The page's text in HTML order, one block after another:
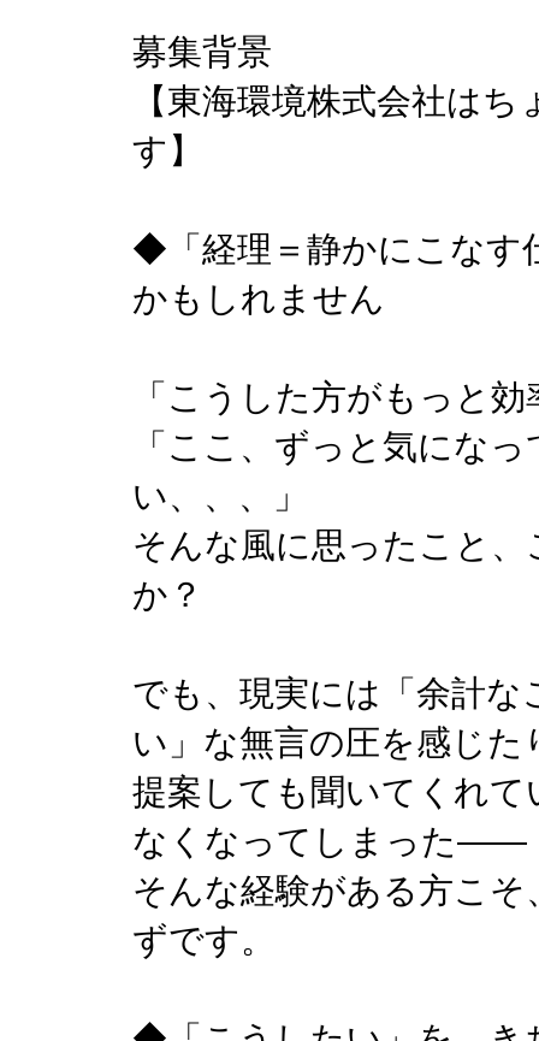
募集背景
【東海環境株式会社は
す】
◆「経理＝静かにこなす
かもしれません
「こうした方がもっと
「ここ、ずっと気にな
い、、、」
そんな風に思ったこと
か？
でも、現実には「余計
い」な無言の圧を感じた
提案しても聞いてくれ
なくなってしまった——
そんな経験がある方こ
ずです。